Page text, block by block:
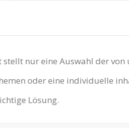
nur eine Auswahl der
oder eine individuelle
Lösung.